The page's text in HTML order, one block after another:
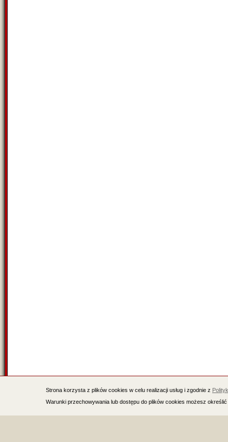
Strona korzysta z plików cookies w celu realizacji usług i zgodnie z
Warunki przechowywania lub dostępu do plików cookies możesz